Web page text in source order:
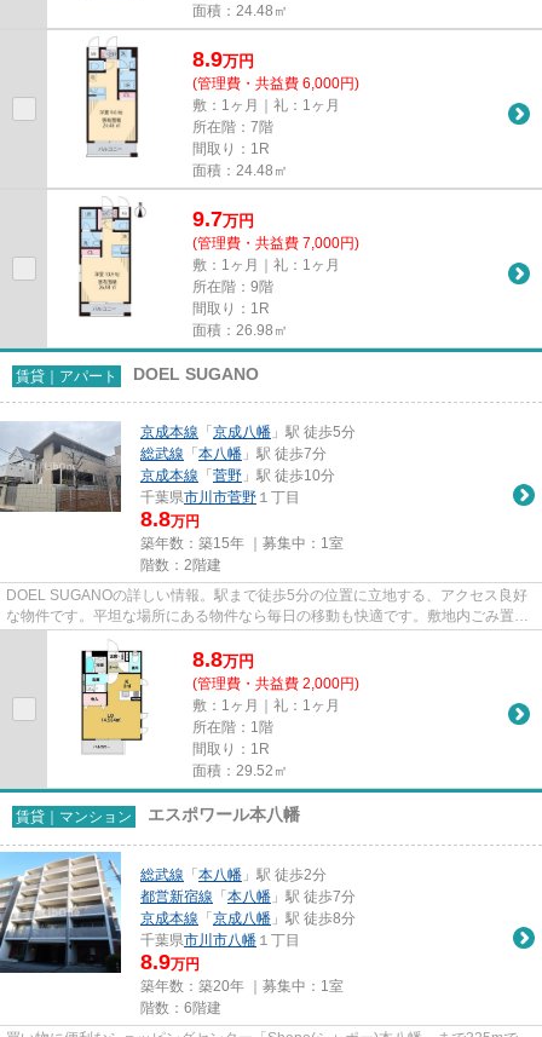
面積：24.48㎡
8.9万円
(管理費・共益費 6,000円)
敷：1ヶ月｜礼：1ヶ月
所在階：7階
間取り：1R
面積：24.48㎡
9.7万円
(管理費・共益費 7,000円)
敷：1ヶ月｜礼：1ヶ月
所在階：9階
間取り：1R
面積：26.98㎡
賃貸｜アパート DOEL SUGANO
京成本線 「 京成八幡 」駅 徒歩5分
総武線 「 本八幡 」駅 徒歩7分
京成本線 「 菅野 」駅 徒歩10分
千葉県市川市菅野 １丁目
8.8万円
築年数：築15年 ｜募集中： 1室
階数：2階建
DOEL SUGANOの詳しい情報。駅まで徒歩5分の位置に立地する、アクセス良好
な物件です。平坦な場所にある物件なら毎日の移動も快適です。敷地内ごみ置き
場は、簡単にごみ捨てができるの...
8.8万円
(管理費・共益費 2,000円)
敷：1ヶ月｜礼：1ヶ月
所在階：1階
間取り：1R
面積：29.52㎡
賃貸｜マンション エスポワール本八幡
総武線 「 本八幡 」駅 徒歩2分
都営新宿線 「 本八幡 」駅 徒歩7分
京成本線 「 京成八幡 」駅 徒歩8分
千葉県市川市八幡 １丁目
8.9万円
築年数：築20年 ｜募集中： 1室
階数：6階建